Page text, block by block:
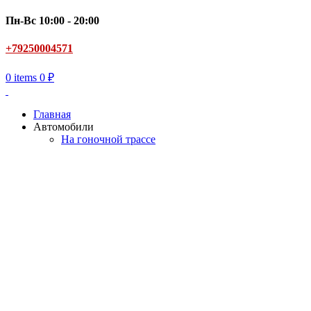
Пн-Вс 10:00 - 20:00
+79250004571
0 items 0 ₽
Главная
Автомобили
На гоночной трассе